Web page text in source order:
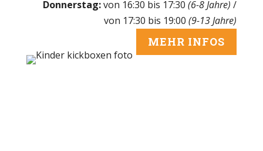
Donnerstag:von 16:30 bis 17:30(6-8 Jahre) /
von 17:30 bis 19:00(9-13 Jahre)
MEHR INFOS